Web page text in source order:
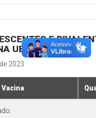
E
UBS SEDE
2023
Vacina